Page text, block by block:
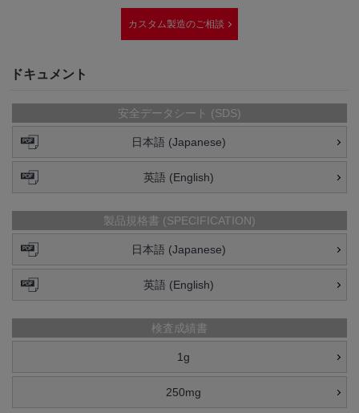
カスタム製造のご相談
ドキュメント
安全データシート (SDS)
日本語 (Japanese)
英語 (English)
製品規格書 (SPECIFICATION)
日本語 (Japanese)
英語 (English)
検査成績書
1g
250mg